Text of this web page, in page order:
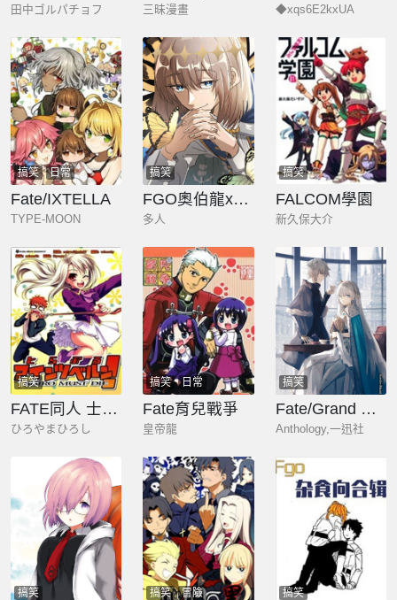
田中ゴルパチョフ 三昧漫畫 ◆xqs6E2kxUA
搞笑 日常
Fate/IXTELLA
TYPE-MOON
搞笑
FGO奧伯龍x咕噠子短漫合集
多人
搞笑
FALCOM學園
新久保大介
搞笑
FATE同人 士郎必須死
ひろやまひろし
搞笑 日常
Fate育兒戰爭
皇帝龍
搞笑
Fate/Grand Order Comic Anthology Next
Anthology,一迅社
搞笑 搞笑 冒險 搞笑